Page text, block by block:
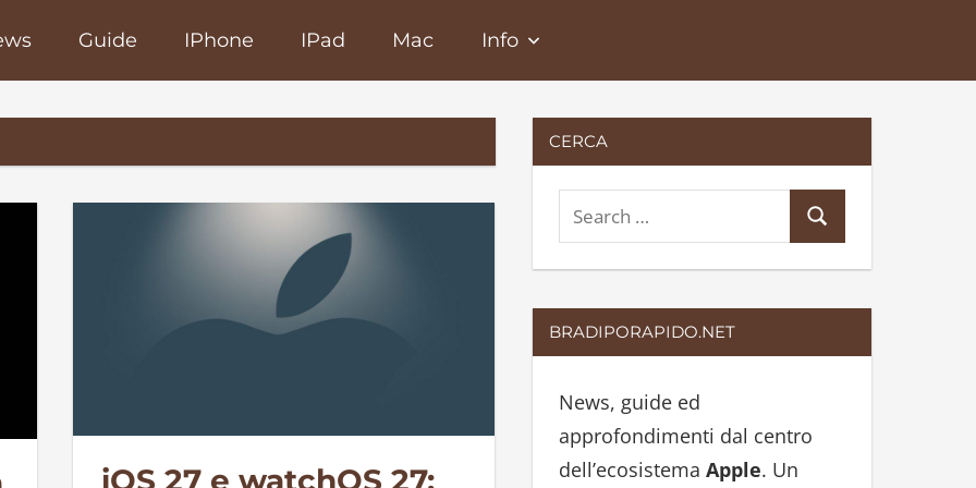
Guide IPhone IPad Mac Info
iOS 27 e watchOS 27:
CERCA
e
a
r
c
f
o
r
e
c
BRADIPORAPIDO.NET
News, guide ed
approfondimenti dal centro
dell’ecosistema Apple. Un